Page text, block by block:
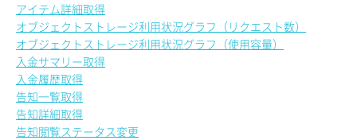
アイテム詳細取得
オブジェクトストレージ利用状況グラフ（リクエスト数）
オブジェクトストレージ利用状況グラフ（使用容量）
入金サマリー取得
入金履歴取得
告知一覧取得
告知詳細取得
告知閲覧ステータス変更